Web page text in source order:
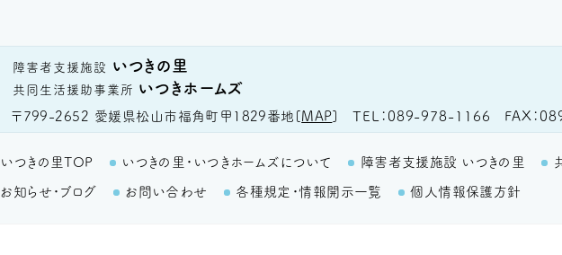
障害者支援施設 いつきの里
共同生活援助事業所 いつきホームズ
〒799-2652 愛媛県松山市福角町甲1829番地 [ MAP ] TEL 089-978-1166 FAX
いつきの里TOP いつきの里・いつきホームズについて 障害者支援施設 いつきの里
お知らせ・ブログ お問い合わせ 各種規定・情報開示一覧 個人情報保護方針